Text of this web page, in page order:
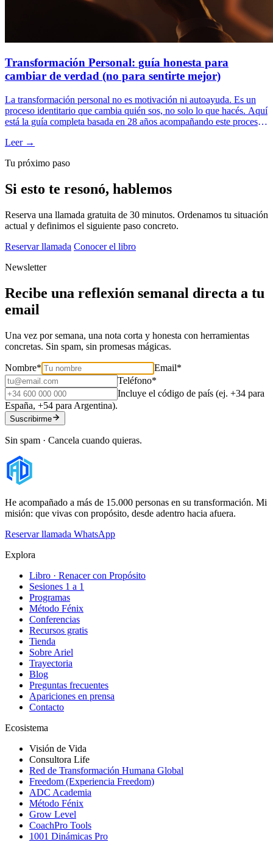
Transformación Personal: guía honesta para
cambiar de verdad (no para sentirte mejor)
La transformación personal no es motivación ni autoayuda. Es un
proceso identitario que cambia quién sos, no solo lo que hacés. Aquí
está la guía completa basada en 28 años acompañando este proceso:
obstáculos reales y los pasos concretos. Sin clichés ni promesas
Leer →
Tu próximo paso
Si esto te resonó, hablemos
Reserva una llamada gratuita de 30 minutos. Ordenamos tu situación
actual y definimos el siguiente paso concreto.
Reservar llamada Conocer el libro
Newsletter
Recibe una reflexión semanal directa a tu
email
Una vez por semana, una nota corta y honesta con herramientas
concretas. Sin spam, sin promesas mágicas.
Nombre* Email*
Teléfono*
Incluye el código de país (ej. +34 para
España, +54 para Argentina).
Suscribirme
Sin spam · Cancela cuando quieras.
He acompañado a más de 15.000 personas en su transformación. Mi
misión: que vivas con propósito, desde adentro hacia afuera.
Reservar llamada WhatsApp
Explora
Libro · Renacer con Propósito
Sesiones 1 a 1
Programas
Método Fénix
Conferencias
Recursos gratis
Tienda
Sobre Ariel
Trayectoria
Blog
Preguntas frecuentes
Apariciones en prensa
Contacto
Ecosistema
Visión de Vida
Consultora Life
Red de Transformación Humana Global
Freedom (Experiencia Freedom)
ADC Academia
Método Fénix
Grow Level
CoachPro Tools
1001 Dinámicas Pro